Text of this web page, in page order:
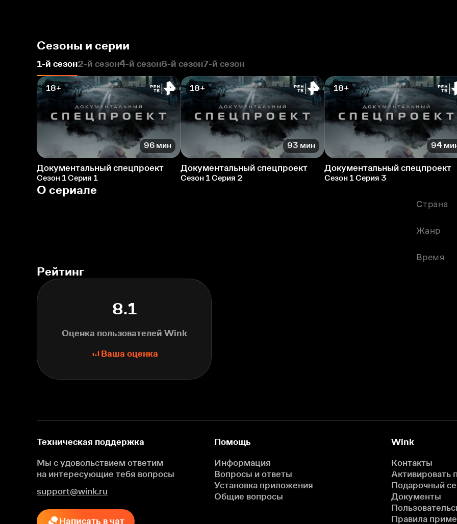
Сезоны и серии
1-й сезон2-й сезон4-й сезон6-й сезон7-й сезон
18+
96 мин
Документальный спецпроект
Сезон 1 Серия 1
18+
93 мин
Документальный спецпроект
Сезон 1 Серия 2
18+
94
Документальный спецпроект
Сезон 1 Серия 3
О сериале
Страна
Жанр
Время
Рейтинг
8.1
Оценка пользователей Wink
Ваша оценка
Техническая поддержка
Мы с удовольствием ответим
на интересующие тебя вопросы
support@wink.ru
Написать в чат
Помощь
Информация
Вопросы и ответы
Установка приложения
Общие вопросы
Wink
Контакты
Активировать
Подарочный
Документы
Правила